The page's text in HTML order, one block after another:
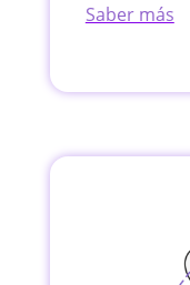
Saber más